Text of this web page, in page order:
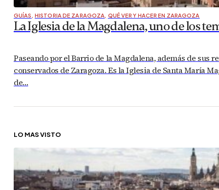
GUÍAS , HISTORIA DE ZARAGOZA, QUÉ VER Y HACER EN ZARAGOZA
La Iglesia de la Magdalena, uno de los
Paseando por el Barrio de la Magdalena, además de sus
conservados de Zaragoza. Es la Iglesia de Santa María
de…
LO MÁS VISTO